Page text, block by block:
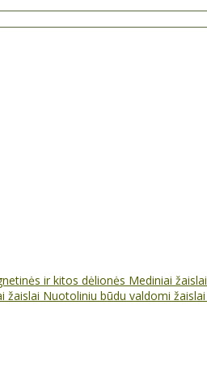
ir kitos dėlionės Mediniai žaislai
žaislai Nuotoliniu būdu valdomi žaislai